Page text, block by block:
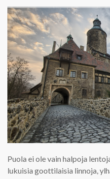
Puola ei ole vain halpoja
lukuisia goottilaisia linnoja,